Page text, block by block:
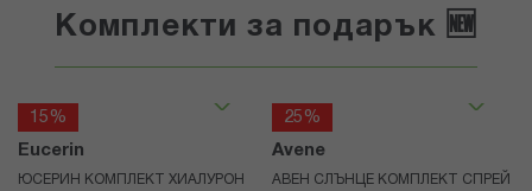
Комплекти за подарък 🆕
15%
Eucerin
ЮСЕРИН КОМПЛЕКТ ХИАЛУРОН
25%
Avene
АВЕН СЛЪНЦЕ КОМПЛЕКТ СПРЕЙ